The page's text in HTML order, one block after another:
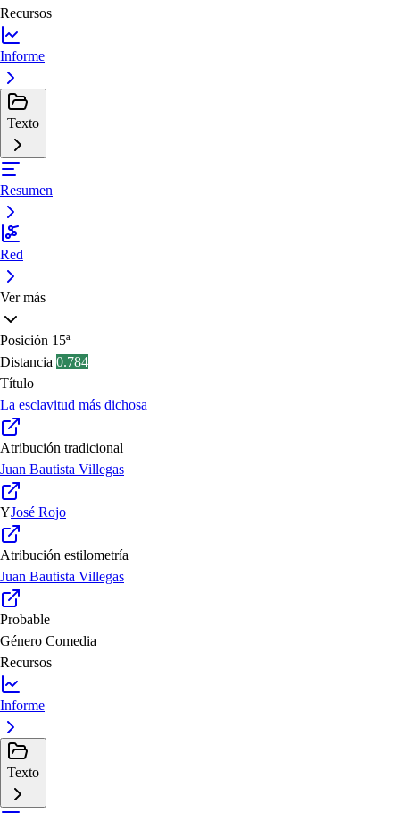
Recursos
Informe
Texto
Resumen
Red
Ver más
Posición 15ª
Distancia 0.784
Título
La esclavitud más dichosa
Atribución tradicional
Juan Bautista Villegas
YJosé Rojo
Atribución estilometría
Juan Bautista Villegas
Probable
Género Comedia
Recursos
Informe
Texto